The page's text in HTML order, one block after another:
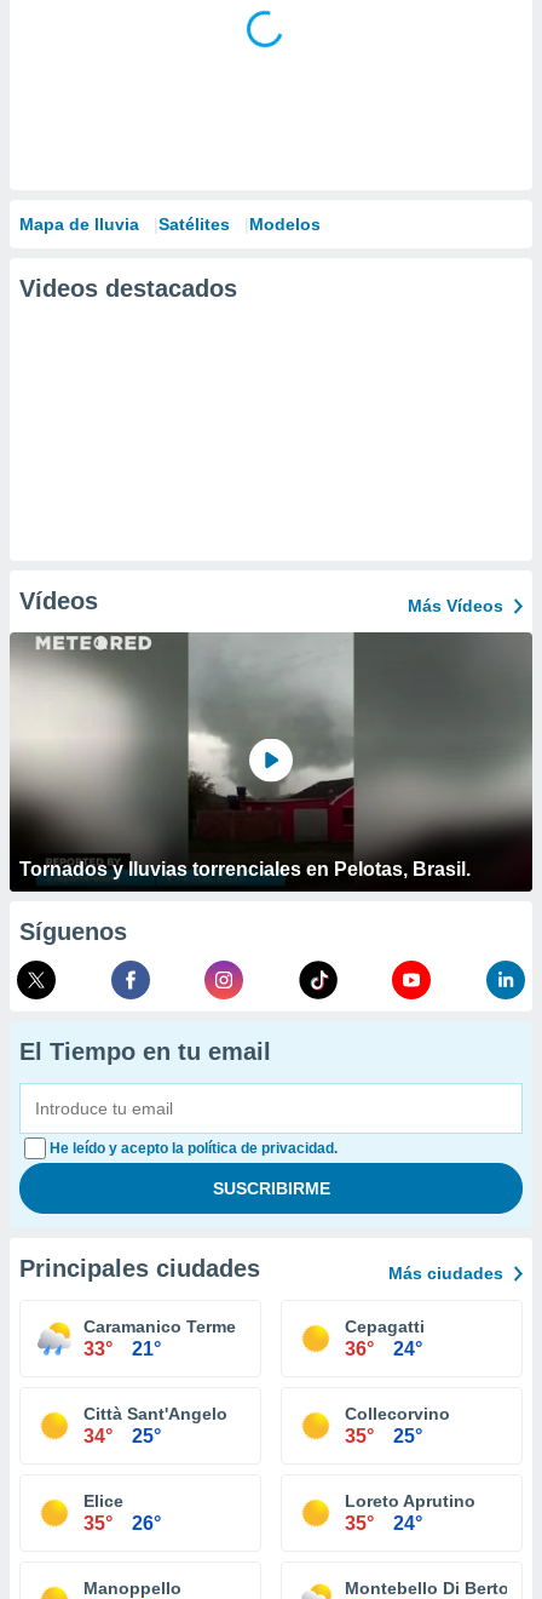
Mapa de lluvia Satélites Modelos
Videos destacados
Vídeos Más Vídeos
Tornados y lluvias torrenciales en Pelotas, Brasil.
Síguenos
El Tiempo en tu email
He leído y acepto la política de privacidad.
Principales ciudades Más ciudades
Caramanico Terme
33° 21°
Cepagatti
36° 24°
Città Sant'Angelo
34° 25°
Collecorvino
35° 25°
Elice
35° 26°
Loreto Aprutino
35° 24°
Manoppello Montebello Di Bertona